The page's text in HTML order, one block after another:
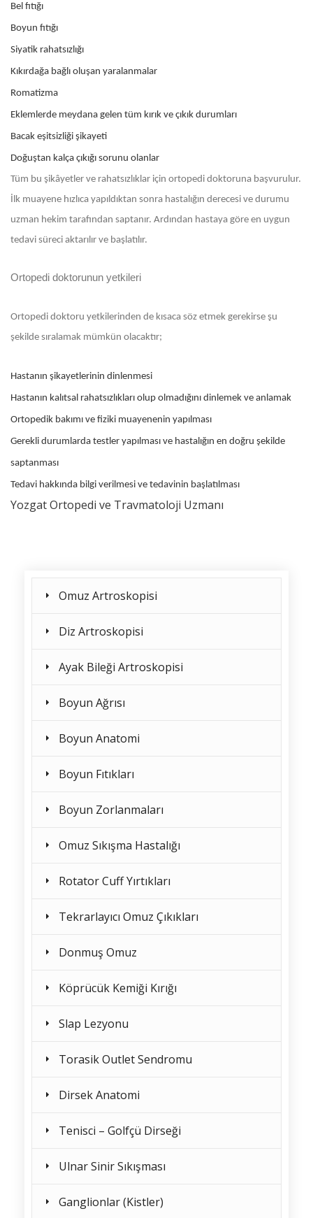
Bel fıtığı
Boyun fıtığı
Siyatik rahatsızlığı
Kıkırdağa bağlı oluşan yaralanmalar
Romatizma
Eklemlerde meydana gelen tüm kırık ve çıkık durumları
Bacak eşitsizliği şikayeti
Doğuştan kalça çıkığı sorunu olanlar
Tüm bu şikâyetler ve rahatsızlıklar için ortopedi doktoruna başvurulur.
İlk muayene hızlıca yapıldıktan sonra hastalığın derecesi ve durumu
uzman hekim tarafından saptanır. Ardından hastaya göre en uygun
tedavi süreci aktarılır ve başlatılır.
Ortopedi doktorunun yetkileri
Ortopedi doktoru yetkilerinden de kısaca söz etmek gerekirse şu
şekilde sıralamak mümkün olacaktır;
Hastanın şikayetlerinin dinlenmesi
Hastanın kalıtsal rahatsızlıkları olup olmadığını dinlemek ve anlamak
Ortopedik bakımı ve fiziki muayenenin yapılması
Gerekli durumlarda testler yapılması ve hastalığın en doğru şekilde
saptanması
Tedavi hakkında bilgi verilmesi ve tedavinin başlatılması
Yozgat Ortopedi ve Travmatoloji Uzmanı
Omuz Artroskopisi
Diz Artroskopisi
Ayak Bileği Artroskopisi
Boyun Ağrısı
Boyun Anatomi
Boyun Fıtıkları
Boyun Zorlanmaları
Omuz Sıkışma Hastalığı
Rotator Cuff Yırtıkları
Tekrarlayıcı Omuz Çıkıkları
Donmuş Omuz
Köprücük Kemiği Kırığı
Slap Lezyonu
Torasik Outlet Sendromu
Dirsek Anatomi
Tenisci – Golfçü Dirseği
Ulnar Sinir Sıkışması
Ganglionlar (Kistler)